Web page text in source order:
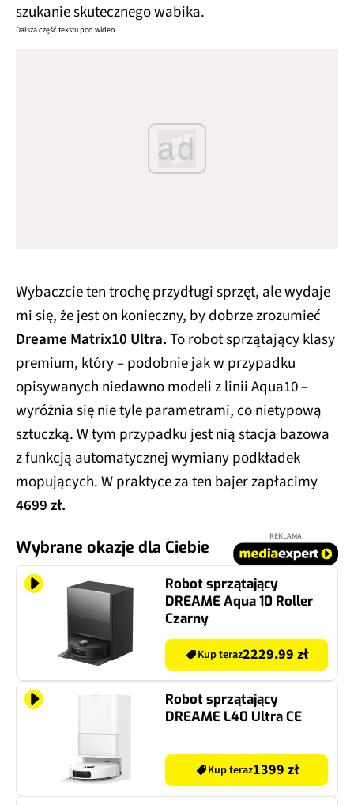
szukanie skutecznego wabika.
Dalsza część tekstu pod wideo
ad
Wybaczcie ten trochę przydługi sprzęt, ale wydaje
mi się, że jest on konieczny, by dobrze zrozumieć
Dreame Matrix10 Ultra.To robot sprzątający klasy
premium, który – podobnie jak w przypadku
opisywanych niedawno modeli z linii Aqua10 –
wyróżnia się nie tyle parametrami, co nietypową
sztuczką. W tym przypadku jest nią stacja bazowa
z funkcją automatycznej wymiany podkładek
mopujących. W praktyce za ten bajer zapłacimy
4699 zł.
Wybrane okazje dla Ciebie
REKLAMA
Robot sprzątający
DREAME Aqua 10 Roller
Czarny
Kup teraz2229.99 zł
Robot sprzątający
DREAME L40 Ultra CE
Kup teraz1399 zł